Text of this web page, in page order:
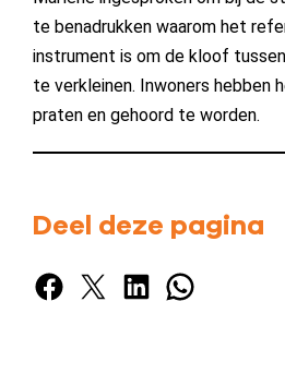
te benadrukken waarom het
instrument is om de kloof
te verkleinen. Inwoners hebben
praten en gehoord te worden.
Deel deze pagina
Facebook X LinkedIn WhatsApp